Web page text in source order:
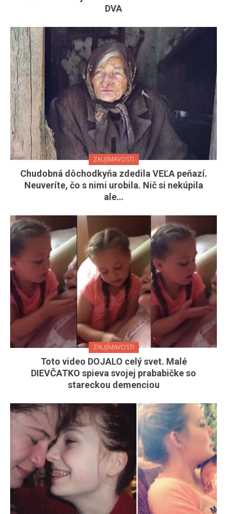
DVA
ZAUJÍMAVOSTI
Chudobná dôchodkyňa zdedila VEĽA peňazí.
Neuveríte, čo s nimi urobila. Nič si nekúpila
ale…
ZAUJÍMAVOSTI
Toto video DOJALO celý svet. Malé
DIEVČATKO spieva svojej prababičke so
stareckou demenciou